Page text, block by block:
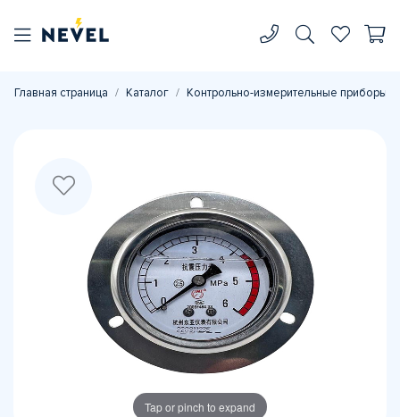
Главная страница Каталог Контрольно-измерительные приборы
Tap or pinch to expand